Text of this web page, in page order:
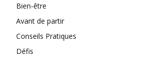
Bien-être
Avant de partir
Conseils Pratiques
Défis